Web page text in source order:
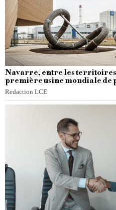
Navarre, entre les
première usine mondiale de
Redaction LCE